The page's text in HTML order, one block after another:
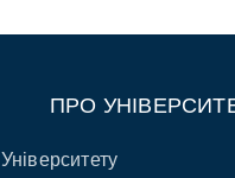
ПРО
Університету